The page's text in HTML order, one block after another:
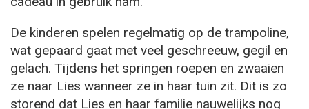
De kinderen spelen regelmatig op de trampoline,
wat gepaard gaat met veel geschreeuw, gegil en
gelach. Tijdens het springen roepen en zwaaien
ze naar Lies wanneer ze in haar tuin zit. Dit is zo
storend dat Lies en haar familie nauwelijks nog